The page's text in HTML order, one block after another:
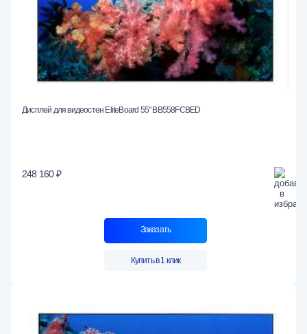
Дисплей для видеостен EliteBoard 55" BB558FCBED
248 160 ₽
Заказать
Купить в 1 клик